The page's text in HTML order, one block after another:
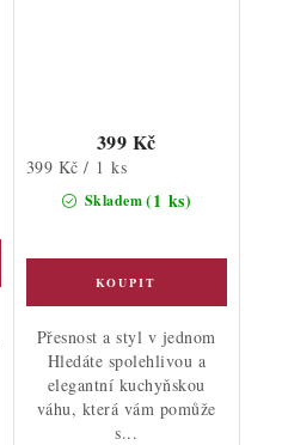
Skladem(1 ks)
399 Kč
Měrná
399 Kč / 1 ks
Přesnost a styl v jednom
Hledáte spolehlivou a
elegantní kuchyňskou
váhu, která vám pomůže
s...